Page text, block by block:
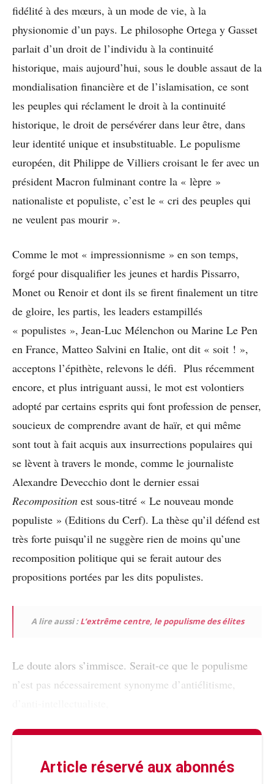
fidélité à des mœurs, à un mode de vie, à la
physionomie d’un pays. Le philosophe Ortega y Gasset
parlait d’un droit de l’individu à la continuité
historique, mais aujourd’hui, sous le double assaut de la
mondialisation financière et de l’islamisation, ce sont
les peuples qui réclament le droit à la continuité
historique, le droit de persévérer dans leur être, dans
leur identité unique et insubstituable. Le populisme
européen, dit Philippe de Villiers croisant le fer avec un
président Macron fulminant contre la « lèpre »
nationaliste et populiste, c’est le « cri des peuples qui
ne veulent pas mourir ».
Comme le mot « impressionnisme » en son temps,
forgé pour disqualifier les jeunes et hardis Pissarro,
Monet ou Renoir et dont ils se firent finalement un titre
de gloire, les partis, les leaders estampillés
« populistes », Jean-Luc Mélenchon ou Marine Le Pen
en France, Matteo Salvini en Italie, ont dit « soit ! »,
acceptons l’épithète, relevons le défi. Plus récemment
encore, et plus intriguant aussi, le mot est volontiers
adopté par certains esprits qui font profession de penser,
soucieux de comprendre avant de haïr, et qui même
sont tout à fait acquis aux insurrections populaires qui
se lèvent à travers le monde, comme le journaliste
Alexandre Devecchio dont le dernier essai
Recomposition est sous-titré « Le nouveau monde
populiste » (Editions du Cerf). La thèse qu’il défend est
très forte puisqu’il ne suggère rien de moins qu’une
recomposition politique qui se ferait autour des
propositions portées par les dits populistes.
A lire aussi :L’extrême centre, le populisme des élites
Le doute alors s’immisce. Serait-ce que le populisme
n’est pas nécessairement synonyme d’antiélitisme,
Article réservé aux abonnés